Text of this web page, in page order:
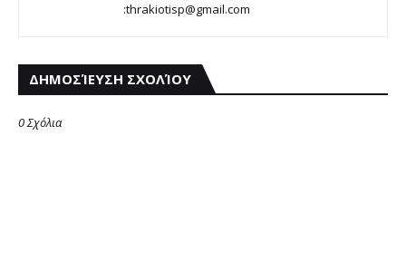
:thrakiotisp@gmail.com
ΔΗΜΟΣΊΕΥΣΗ ΣΧΟΛΊΟΥ
0 Σχόλια